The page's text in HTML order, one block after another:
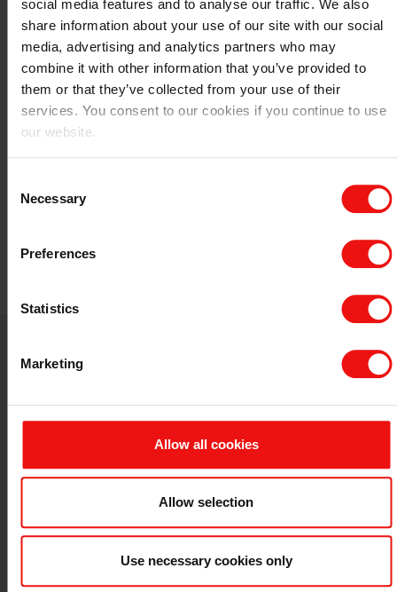
social media features and to analyse our traffic. We also
share information about your use of our site with our social
media, advertising and analytics partners who may
combine it with other information that you’ve provided to
them or that they’ve collected from your use of their
services. You consent to our cookies if you continue to use
our website.
Selection
Necessary
Preferences
Statistics
Marketing
Allow all cookies
Allow selection
Use necessary cookies only
Kontakt Elkem Mårnes
Besøksadresse
NO-8130 Sandhornøy
+47 75 75 85 02